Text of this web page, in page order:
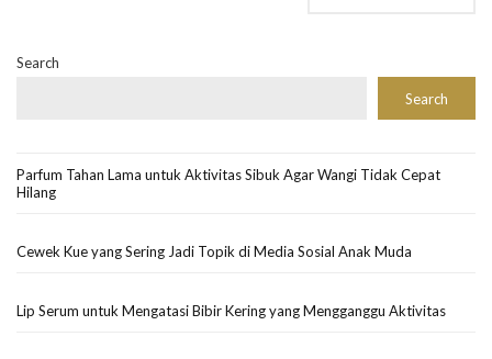
Search
Search
Parfum Tahan Lama untuk Aktivitas Sibuk Agar Wangi Tidak Cepat
Hilang
Cewek Kue yang Sering Jadi Topik di Media Sosial Anak Muda
Lip Serum untuk Mengatasi Bibir Kering yang Mengganggu Aktivitas